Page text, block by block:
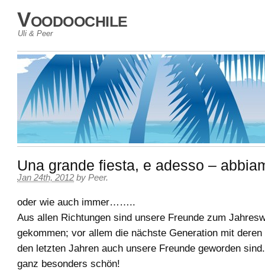
Voodoochile
Uli & Peer
Una grande fiesta, e adesso –
Jan 24th, 2012 by Peer.
oder wie auch immer……..
Aus allen Richtungen sind unsere Freunde zum
gekommen; vor allem die nächste Generation mit
den letzten Jahren auch unsere Freunde geworden
ganz besonders schön!